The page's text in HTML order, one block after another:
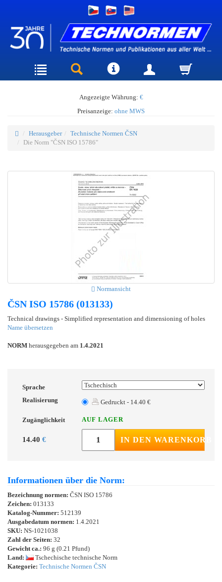
Angezeigte Währung: €
Preisanzeige: ohne MWS
Herausgeber
Technische Normen ČSN
Die Norm "ČSN ISO 15786"
Normansicht
ČSN ISO 15786 (013133)
Technical drawings - Simplified representation and dimensioning of holes
Name übersetzen
NORM herausgegeben am 1.4.2021
Sprache
Realisierung
Gedruckt - 14.40 €
Zugänglichkeit AUF LAGER
14.40 € IN DEN WARENKORB
Informationen über die Norm:
Bezeichnung normen: ČSN ISO 15786
Zeichen: 013133
Katalog-Nummer: 512139
Ausgabedatum normen: 1.4.2021
SKU: NS-1021038
Zahl der Seiten: 32
Gewicht ca.: 96 g (0.21 Pfund)
Land:
Tschechische technische Norm
Kategorie: Technische Normen ČSN